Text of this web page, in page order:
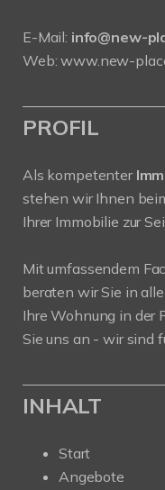
E-Mail: info@new-
Web:www.new-
PROFIL
Als kompetenter
stehen wir Ihnen
Ihrer Immobilie zur
Mit umfassendem
beraten wir Sie in
Ihre Wohnung in der
Sie uns an - wir sind
INHALT
Start
Angebote